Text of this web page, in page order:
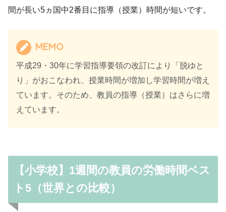
間が長い5ヵ国中2番目に指導（授業）時間が短いです。
MEMO
平成29・30年に学習指導要領の改訂により「脱ゆと
り」がおこなわれ、授業時間が増加し学習時間が増え
ています。そのため、教員の指導（授業）はさらに増
えています。
【小学校】1週間の教員の労働時間ベス
ト5（世界との比較）